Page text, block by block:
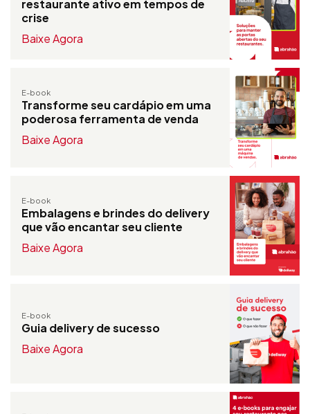
restaurante ativo em tempos de
crise
Baixe Agora
E-book
Transforme seu cardápio em uma
poderosa ferramenta de venda
Baixe Agora
E-book
Embalagens e brindes do delivery
que vão encantar seu cliente
Baixe Agora
E-book
Guia delivery de sucesso
Baixe Agora